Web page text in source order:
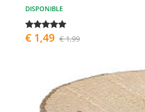
DISPONIBLE
€ 1,49 € 1,99